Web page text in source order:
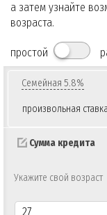
а затем узнайте
возраста.
простой
Семейная 5.8%
произвольная
Сумма кредита
Укажите свой возраст